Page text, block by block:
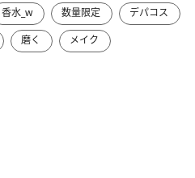
香水_w 数量限定
デパコス
磨く メイク